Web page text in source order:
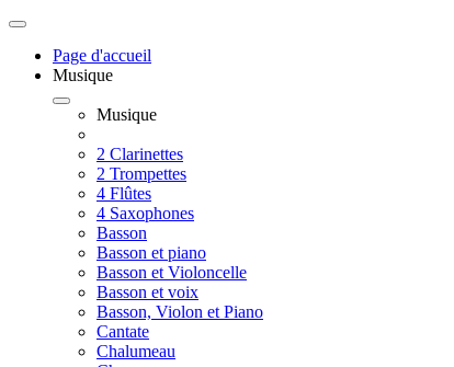
Page d'accueil
Musique
Musique
2 Clarinettes
2 Trompettes
4 Flûtes
4 Saxophones
Basson
Basson et piano
Basson et Violoncelle
Basson et voix
Basson, Violon et Piano
Cantate
Chalumeau